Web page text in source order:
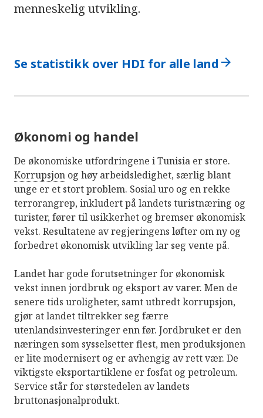
menneskelig utvikling.
Se statistikk over HDI for alle land arrow_forward
Økonomi og handel
De økonomiske utfordringene i Tunisia er store.
Korrupsjon og høy arbeidsledighet, særlig blant
unge er et stort problem. Sosial uro og en rekke
terrorangrep, inkludert på landets turistnæring og
turister, fører til usikkerhet og bremser økonomisk
vekst. Resultatene av regjeringens løfter om ny og
forbedret økonomisk utvikling lar seg vente på.
Landet har gode forutsetninger for økonomisk
vekst innen jordbruk og eksport av varer. Men de
senere tids uroligheter, samt utbredt korrupsjon,
gjør at landet tiltrekker seg færre
utenlandsinvesteringer enn før. Jordbruket er den
næringen som sysselsetter flest, men produksjonen
er lite modernisert og er avhengig av rett vær. De
viktigste eksportartiklene er fosfat og petroleum.
Service står for størstedelen av landets
bruttonasjonalprodukt.